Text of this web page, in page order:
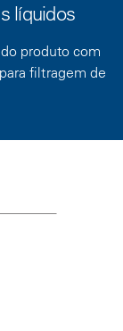
líquidos
produto com
filtragem de